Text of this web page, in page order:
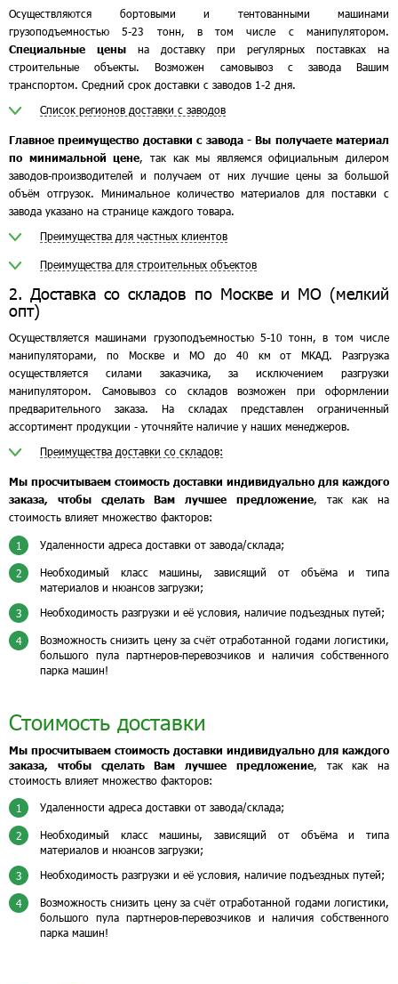
Осуществляются бортовыми и тентованными машинами
грузоподъемностью 5-23 тонн, в том числе с манипулятором.
Специальные цены на доставку при регулярных поставках на
строительные объекты. Возможен самовывоз с завода Вашим
транспортом. Средний срок доставки с заводов 1-2 дня.
Список регионов доставки с заводов
Главное преимущество доставки с завода - Вы получаете материал
по минимальной цене, так как мы являемся официальным дилером
заводов-производителей и получаем от них лучшие цены за большой
объём отгрузок. Минимальное количество материалов для поставки с
завода указано на странице каждого товара.
Преимущества для частных клиентов
Преимущества для строительных объектов
2. Доставка со складов по Москве и МО (мелкий
опт)
Осуществляется машинами грузоподъемностью 5-10 тонн, в том числе
манипуляторами, по Москве и МО до 40 км от МКАД. Разгрузка
осуществляется силами заказчика, за исключением разгрузки
манипулятором. Самовывоз со складов возможен при оформлении
предварительного заказа. На складах представлен ограниченный
ассортимент продукции - уточняйте наличие у наших менеджеров.
Преимущества доставки со складов:
Мы просчитываем стоимость доставки индивидуально для каждого
заказа, чтобы сделать Вам лучшее предложение, так как на
стоимость влияет множество факторов:
1 Удаленности адреса доставки от завода/склада;
2
Необходимый класс машины, зависящий от объёма и типа
материалов и нюансов загрузки;
3 Необходимость разгрузки и её условия, наличие подъездных путей;
4
Возможность снизить цену за счёт отработанной годами логистики,
большого пула партнеров-перевозчиков и наличия собственного
парка машин!
Стоимость доставки
Мы просчитываем стоимость доставки индивидуально для каждого
заказа, чтобы сделать Вам лучшее предложение, так как на
стоимость влияет множество факторов:
1 Удаленности адреса доставки от завода/склада;
2
Необходимый класс машины, зависящий от объёма и типа
материалов и нюансов загрузки;
3 Необходимость разгрузки и её условия, наличие подъездных путей;
4
Возможность снизить цену за счёт отработанной годами логистики,
большого пула партнеров-перевозчиков и наличия собственного
парка машин!